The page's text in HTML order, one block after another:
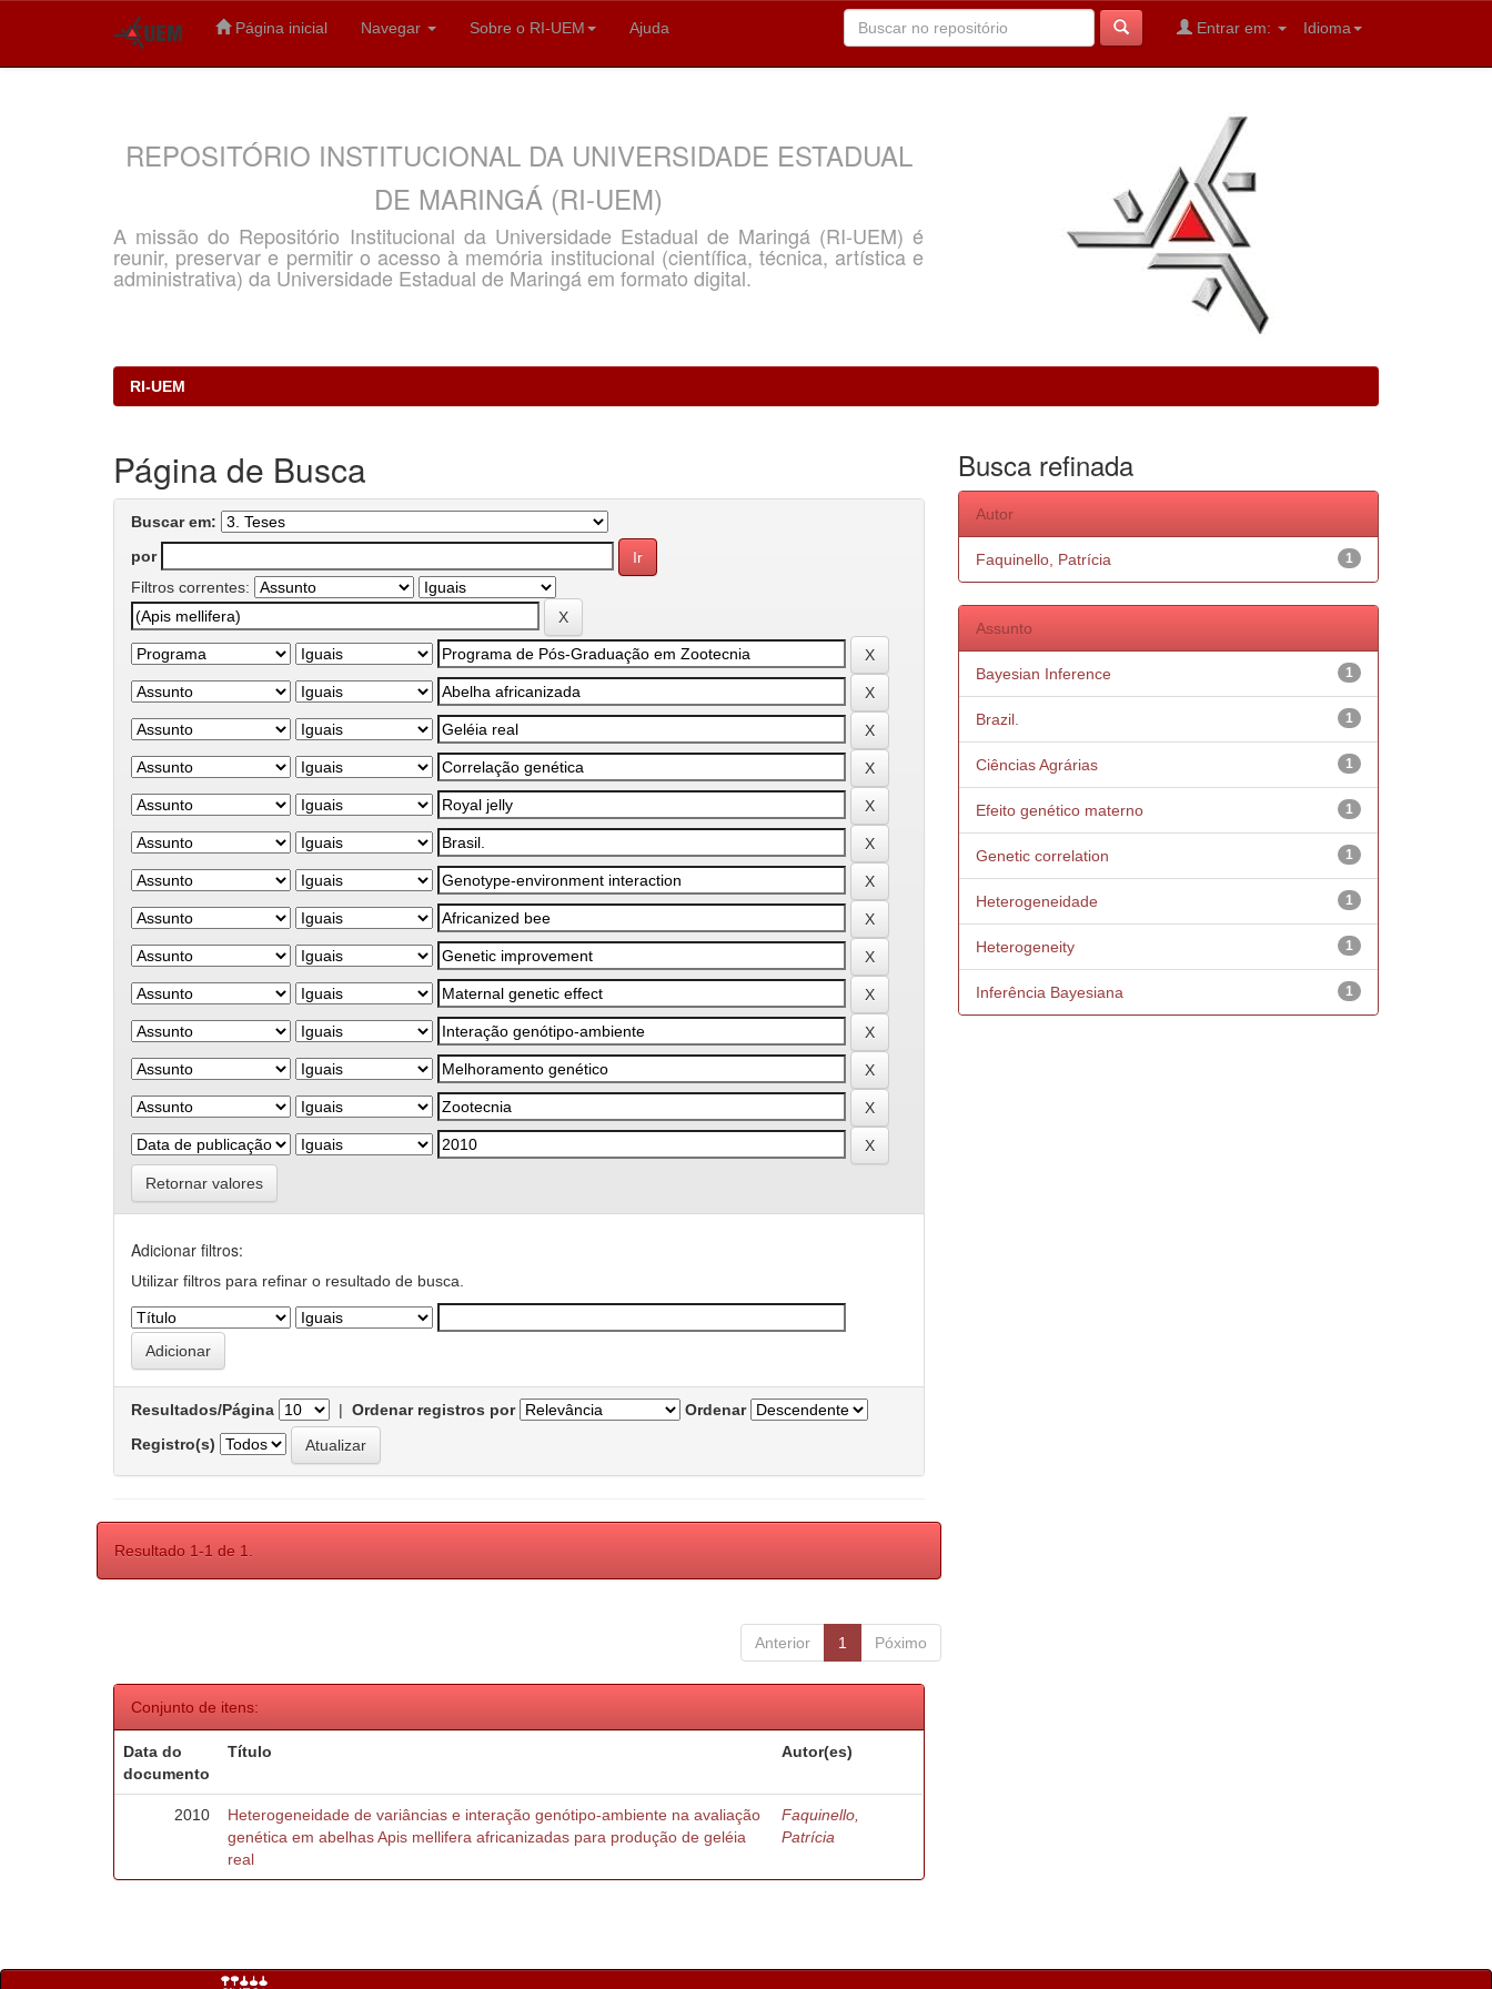
Página inicial Navegar Sobre o RI-UEM Ajuda Idioma
Entrar em:
REPOSITÓRIO INSTITUCIONAL DA UNIVERSIDADE ESTADUAL
DE MARINGÁ (RI-UEM)
A missão do Repositório Institucional da Universidade Estadual de Maringá (RI-UEM) é
reunir, preservar e permitir o acesso à memória institucional (científica, técnica, artística e
administrativa) da Universidade Estadual de Maringá em formato digital.
RI-UEM
Página de Busca
Buscar em:
por
Filtros correntes:
Retornar valores
Adicionar filtros:
Utilizar filtros para refinar o resultado de busca.
Resultados/Página | Ordenar registros por
Ordenar
Registro(s)
Resultado 1-1 de 1.
Anterior 1 Póximo
Conjunto de itens:
Data do
documento
Título Autor(es)
2010
Heterogeneidade de variâncias e interação genótipo-ambiente na avaliação
genética em abelhas Apis mellifera africanizadas para produção de geléia
real
Faquinello,
Patrícia
Busca refinada
Autor
1
Faquinello, Patrícia
Assunto
1
Bayesian Inference
1
Brazil.
1
Ciências Agrárias
1
Efeito genético materno
1
Genetic correlation
1
Heterogeneidade
1
Heterogeneity
1
Inferência Bayesiana